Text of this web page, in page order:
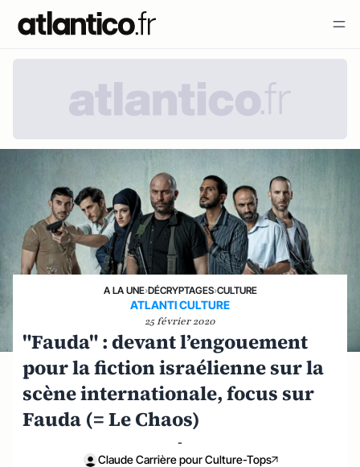
A LA UNE›DÉCRYPTAGES›CULTURE
ATLANTI CULTURE
25 février 2020
"Fauda" : devant l’engouement
pour la fiction israélienne sur la
scène internationale, focus sur
Fauda (= Le Chaos)
-
Claude Carrière pour Culture-Tops